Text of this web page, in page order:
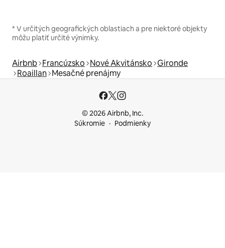
* V určitých geografických oblastiach a pre niektoré objekty
môžu platiť určité výnimky.
Airbnb Francúzsko Nové Akvitánsko Gironde
Roaillan Mesačné prenájmy
© 2026 Airbnb, Inc.
Súkromie
Podmienky